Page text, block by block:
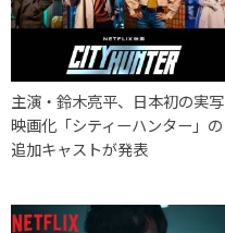
主演・鈴木亮平、日本初の実写
映画化「シティーハンター」の
追加キャストが発表